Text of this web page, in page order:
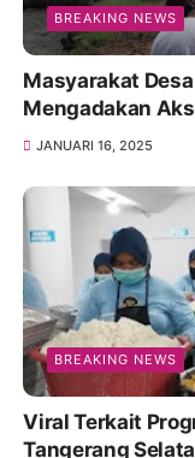
BREAKING NEWS
Masyarakat
Mengadakan
JANUARI 16, 2025
BREAKING NEWS
Viral Terkait
Tangerang